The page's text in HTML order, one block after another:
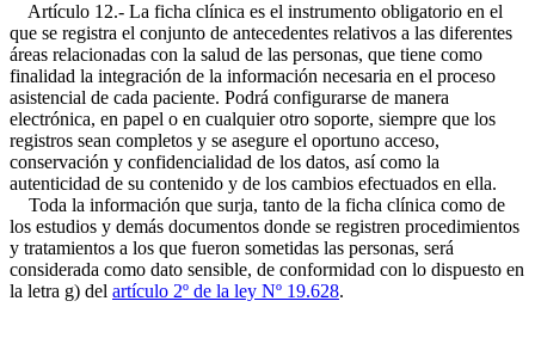
Artículo 12.- La ficha clínica es el instrumento obligatorio en el
que se registra el conjunto de antecedentes relativos a las diferentes
áreas relacionadas con la salud de las personas, que tiene como
finalidad la integración de la información necesaria en el proceso
asistencial de cada paciente. Podrá configurarse de manera
electrónica, en papel o en cualquier otro soporte, siempre que los
registros sean completos y se asegure el oportuno acceso,
conservación y confidencialidad de los datos, así como la
autenticidad de su contenido y de los cambios efectuados en ella.
Toda la información que surja, tanto de la ficha clínica como de
los estudios y demás documentos donde se registren procedimientos
y tratamientos a los que fueron sometidas las personas, será
considerada como dato sensible, de conformidad con lo dispuesto en
la letra g) del artículo 2º de la ley Nº 19.628.